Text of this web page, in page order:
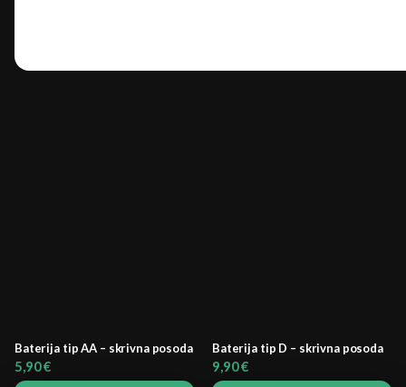
Baterija tip AA – skrivna posoda
5,90€
Baterija tip D – skrivna posoda
9,90€